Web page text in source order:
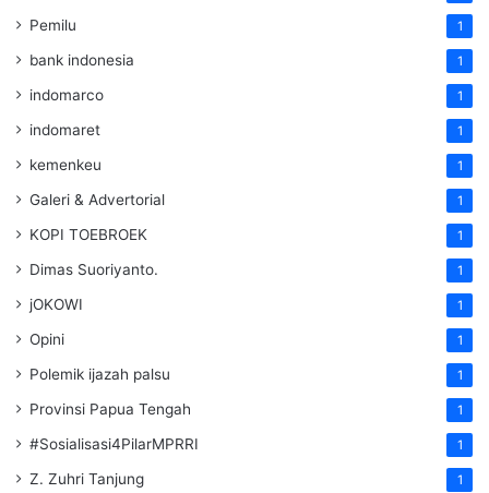
Pemilu 1
bank indonesia 1
indomarco 1
indomaret 1
kemenkeu 1
Galeri & Advertorial 1
KOPI TOEBROEK 1
Dimas Suoriyanto. 1
jOKOWI 1
Opini 1
Polemik ijazah palsu 1
Provinsi Papua Tengah 1
#Sosialisasi4PilarMPRRI 1
Z. Zuhri Tanjung 1